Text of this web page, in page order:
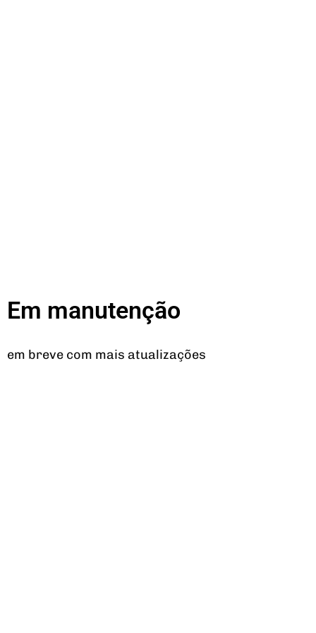
Em manutenção
em breve com mais atualizações